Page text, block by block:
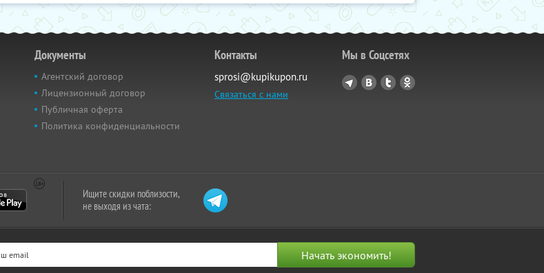
Документы
Агентский договор
Лицензионный договор
Публичная оферта
Политика конфиденциальности
Контакты
sprosi@kupikupon.ru
Связаться с нами
Мы в Соцсетях
Ищите скидки поблизости,
не выходя из чата: